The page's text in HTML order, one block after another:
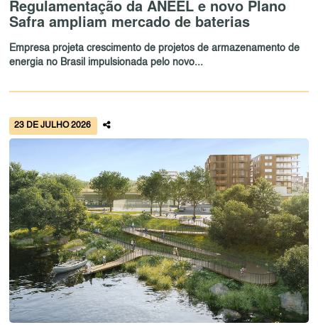
Regulamentação da ANEEL e novo Plano
Safra ampliam mercado de baterias
Empresa projeta crescimento de projetos de armazenamento de
energia no Brasil impulsionada pelo novo...
23 DE JULHO 2026